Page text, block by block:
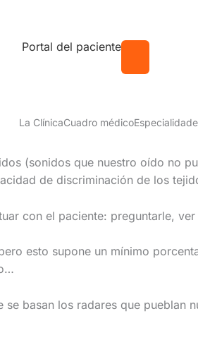
Portal del paciente
La ClínicaCuadro médico
(sonidos que nuestro oído no
de discriminación de los
con el paciente: preguntarle,
esto supone un mínimo
basan los radares que pueblan